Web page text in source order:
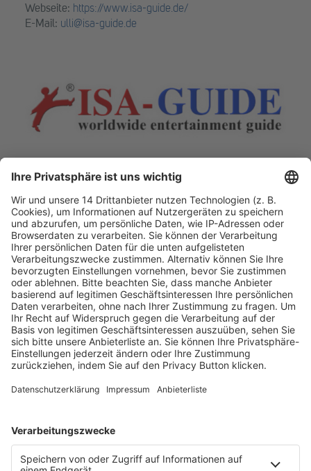
Webseite: https://www.isa-guide.de/
E-Mail: ulli@isa-guide.de
Fachmedien Recht und Wirtschaft
Ein Fachbereich der
dfv Mediengruppe
Mainzer Landstr. 251
60326 Frankfurt am Main
E-Mail:info@ruw.de
Web:https://www.ruw.de
AGB
Datenschutzerklärung